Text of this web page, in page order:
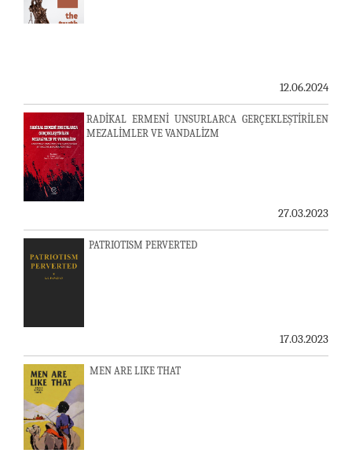
12.06.2024
RADİKAL ERMENİ UNSURLARCA GERÇEKLEŞTİRİLEN
MEZALİMLER VE VANDALİZM
27.03.2023
PATRIOTISM PERVERTED
17.03.2023
MEN ARE LIKE THAT